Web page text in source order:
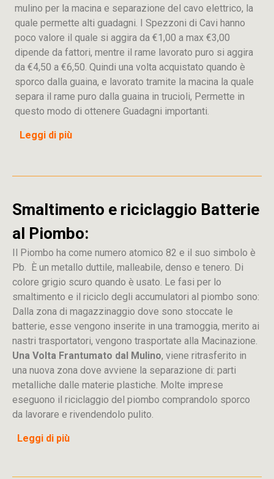
mulino per la macina e separazione del cavo elettrico, la
quale permette alti guadagni. I Spezzoni di Cavi hanno
poco valore il quale si aggira da €1,00 a max €3,00
dipende da fattori, mentre il rame lavorato puro si aggira
da €4,50 a €6,50. Quindi una volta acquistato quando è
sporco dalla guaina, e lavorato tramite la macina la quale
separa il rame puro dalla guaina in trucioli, Permette in
questo modo di ottenere Guadagni importanti.
Leggi di più
Smaltimento e riciclaggio Batterie
al Piombo:
Il Piombo ha come numero atomico 82 e il suo simbolo è
Pb. È un metallo duttile, malleabile, denso e tenero. Di
colore grigio scuro quando è usato. Le fasi per lo
smaltimento e il riciclo degli accumulatori al piombo sono:
Dalla zona di magazzinaggio dove sono stoccate le
batterie, esse vengono inserite in una tramoggia, merito ai
nastri trasportatori, vengono trasportate alla Macinazione.
Una Volta Frantumato dal Mulino, viene ritrasferito in
una nuova zona dove avviene la separazione di: parti
metalliche dalle materie plastiche. Molte imprese
eseguono il riciclaggio del piombo comprandolo sporco
da lavorare e rivendendolo pulito.
Leggi di più